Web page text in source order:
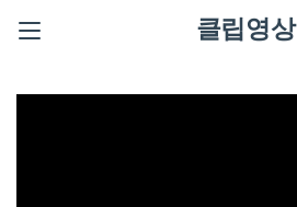
클립영상